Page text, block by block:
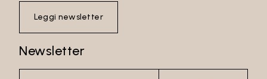
Leggi newsletter
Newsletter